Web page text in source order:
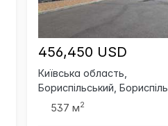
456,450 USD
Київська область,
Бориспільський, Бориспіль
537 м2